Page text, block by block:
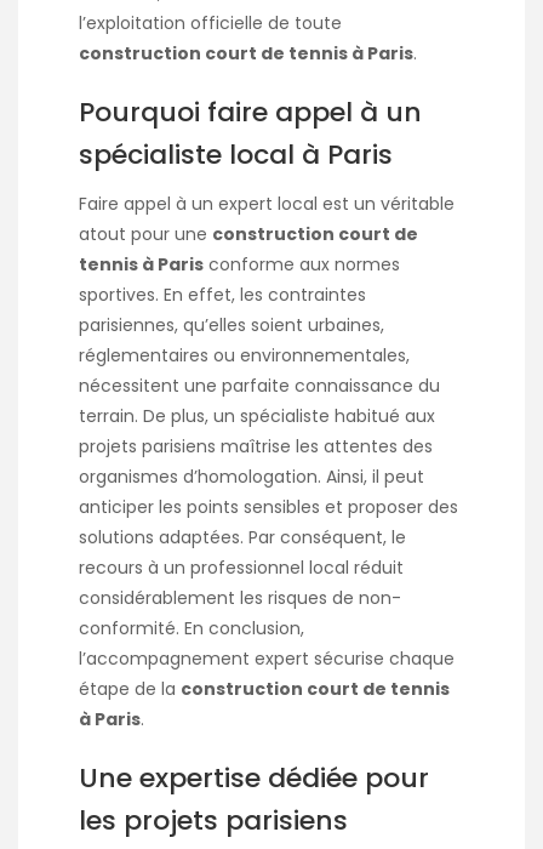
l’exploitation officielle de toute
construction court de tennis à Paris.
Pourquoi faire appel à un
spécialiste local à Paris
Faire appel à un expert local est un véritable
atout pour une construction court de
tennis à Paris conforme aux normes
sportives. En effet, les contraintes
parisiennes, qu’elles soient urbaines,
réglementaires ou environnementales,
nécessitent une parfaite connaissance du
terrain. De plus, un spécialiste habitué aux
projets parisiens maîtrise les attentes des
organismes d’homologation. Ainsi, il peut
anticiper les points sensibles et proposer des
solutions adaptées. Par conséquent, le
recours à un professionnel local réduit
considérablement les risques de non-
conformité. En conclusion,
l’accompagnement expert sécurise chaque
étape de la construction court de tennis
à Paris.
Une expertise dédiée pour
les projets parisiens